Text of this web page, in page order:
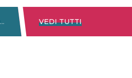
DISNEY+ NETFLIX
VEDI TUTTI